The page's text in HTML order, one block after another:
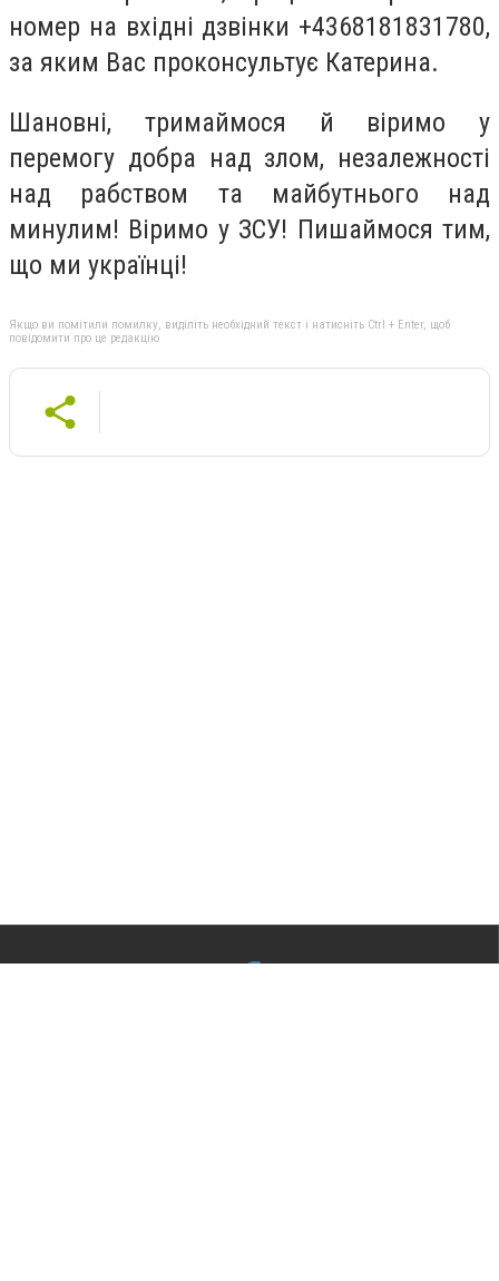
номер на вхідні дзвінки +4368181831780,
за яким Вас проконсультує Катерина.
Шановні, тримаймося й віримо у
перемогу добра над злом, незалежності
над рабством та майбутнього над
минулим! Віримо у ЗСУ! Пишаймося тим,
що ми українці!
Якщо ви помітили помилку, виділіть необхідний текст і натисніть Ctrl + Enter, щоб
повідомити про це редакцію